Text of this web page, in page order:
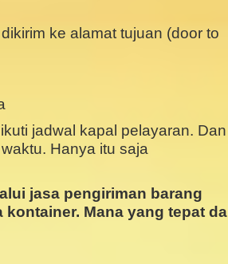
ke alamat tujuan (door to
jadwal kapal pelayaran. Dan
Hanya itu saja
jasa pengiriman barang
Mana yang tepat